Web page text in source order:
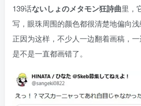
139话ないしょのメタモン狂詩曲里，
写，眼珠周围的颜色都很清楚地偏向
正因为这样，不少人一边翻着画稿，
是不是一直都画错了。